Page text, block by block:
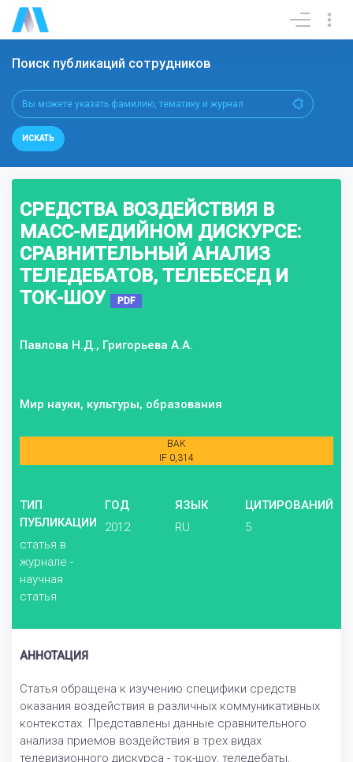
Поиск публикаций сотрудников
ИСКАТЬ
СРЕДСТВА ВОЗДЕЙСТВИЯ В
МАСС-МЕДИЙНОМ ДИСКУРСЕ:
СРАВНИТЕЛЬНЫЙ АНАЛИЗ
ТЕЛЕДЕБАТОВ, ТЕЛЕБЕСЕД И
ТОК-ШОУ
PDF
Павлова Н.Д., Григорьева А.А.
Мир науки, культуры, образования
ВАК
IF 0,314
ТИП
ПУБЛИКАЦИИ
статья в
журнале -
научная
статья
ГОД
2012
ЯЗЫК
RU
ЦИТИРОВАНИЙ
5
АННОТАЦИЯ
Статья обращена к изучению специфики средств
оказания воздействия в различных коммуникативных
контекстах. Представлены данные сравнительного
анализа приемов воздействия в трех видах
телевизионного дискурса - ток-шоу, теледебаты,